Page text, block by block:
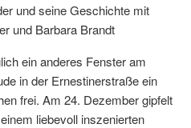
und seine Geschichte mit
und Barbara Brandt
ein anderes Fenster am
in der Ernestinerstraße ein
frei. Am 24. Dezember gipfelt
liebevoll inszenierten